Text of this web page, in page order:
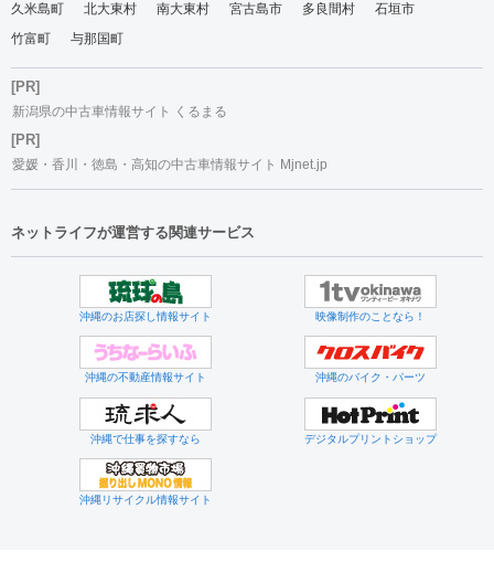
久米島町
北大東村 南大東村 宮古島市 多良間村
石垣市
竹富町
与那国町
[PR]
新潟県の中古車情報サイト くるまる
[PR]
愛媛・香川・徳島・高知の中古車情報サイト Mjnet.jp
ネットライフが運営する関連サービス
沖縄のお店探し情報サイト 映像制作のことなら！
沖縄の不動産情報サイト 沖縄のバイク・パーツ
沖縄で仕事を探すなら デジタルプリントショップ
沖縄リサイクル情報サイト